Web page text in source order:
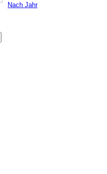
Nach Jahr